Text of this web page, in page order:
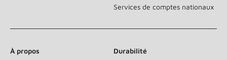
Services de comptes nationaux
À propos
Durabilité